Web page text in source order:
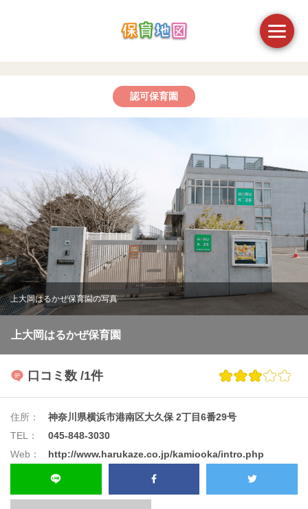
認可保育園
上大岡はるかぜ保育園の写真
上大岡はるかぜ保育園
口コミ数 /1件
住所：
神奈川県横浜市港南区大久保 2丁目6番29号
TEL：
045-848-3030
Web：
http://www.harukaze.co.jp/kamiooka/intro.php